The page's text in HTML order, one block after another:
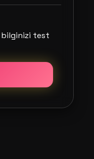
bilginizi test